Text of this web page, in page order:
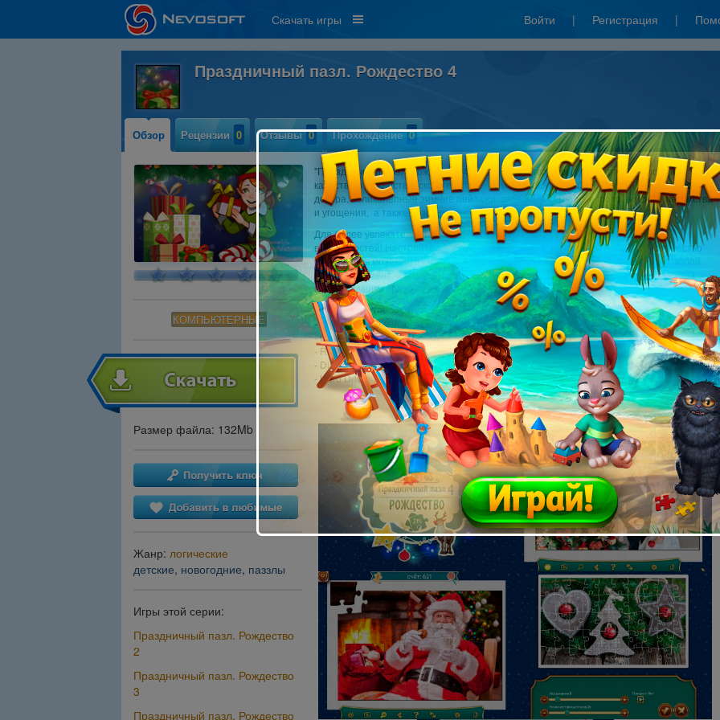
Скачать игры Войти | Регистрация |
Праздничный пазл. Рождество 4
Обзор Рецензии 0 Отзывы 0 Прохождение 0
КОМПЬЮТЕРНЫЕ
Размер файла: 132Mb
Жанр: логические
детские, новогодние, паззлы
Игры этой серии:
Праздничный пазл. Рождество
2
Праздничный пазл. Рождество
3
Праздничный пазл. Рождество
"Праздничный Пазл. Рождество 4" - это множество новых фотографий высокого
качества в рождественской тематике. Вам понравятся наши идеи для праздничного
декора, великолепные зимние пейзажи, забавные семейные фото, вкусные лакомства
и угощения, а также рождественские сюрпризы и подарки!
Для более увлекательной и комфортной игры мы предусмотрели множество
возможностей! Настройте удобную сложность каждого пазла - выберите количество
фрагментов мозаики, их наклон и функцию поворота! Сохраняйте прогресс в любой
удобный момент, и возвращайтесь к сбору сохраненных пазлов позже. Новая игра
станет лучшим праздничным подарком для всей вашей семьи!
Системные требования:
- OS: Windows XP(с ограничениями для Vista)Win7/8/10
- CPU: 1.0 GHz
- RAM: 512 MB
- DirectX: 9.0
- Hard Drive: 132 MB